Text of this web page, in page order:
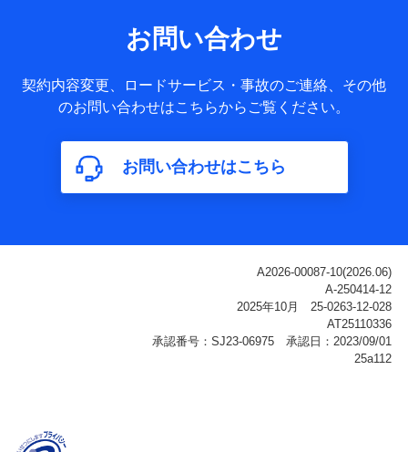
サービス提供等を通じて取得した、以下の情報などの個人デ
基本情報
氏名、電話番号、メールアドレス、お客さまの識別子、
属性、連絡先、dポイントサービスのご利用に関する情
構成、住所、dポイント残高、dポイント利用履歴などが
含まれます。
利用情報
ご契約状態・ご利用履歴インターネット利用時の行動に
関する情報、アプリケーション利用時の行動に関する情
報、購入されたサービスや商品の名称・購入場所・決済
に関する情報、アンケートの回答に関する情報などが含
名、住所、生年月日、性別、保険契約者と被保険者の関
お問い合わせ
契約内容変更、ロードサービス・事故のご連絡、その他
のお問い合わせはこちらからご覧ください。
お問い合わせはこちら